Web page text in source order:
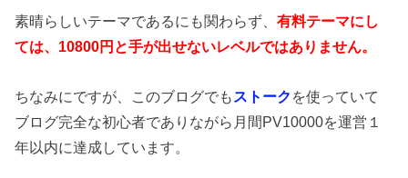
素晴らしいテーマであるにも関わらず、有料テーマにし
ては、10800円と手が出せないレベルではありません。
ちなみにですが、このブログでも ストーク を使っていて
ブログ完全な初心者でありながら月間PV10000を運営１
年以内に達成しています。